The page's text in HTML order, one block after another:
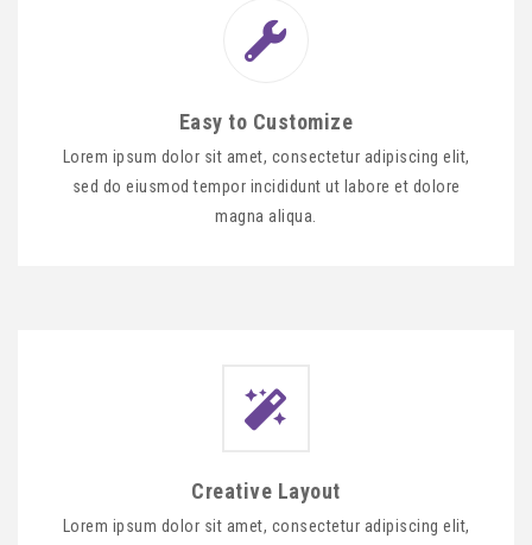
Easy to Customize
Lorem ipsum dolor sit amet, consectetur adipiscing elit,
sed do eiusmod tempor incididunt ut labore et dolore
magna aliqua.
Creative Layout
Lorem ipsum dolor sit amet, consectetur adipiscing elit,